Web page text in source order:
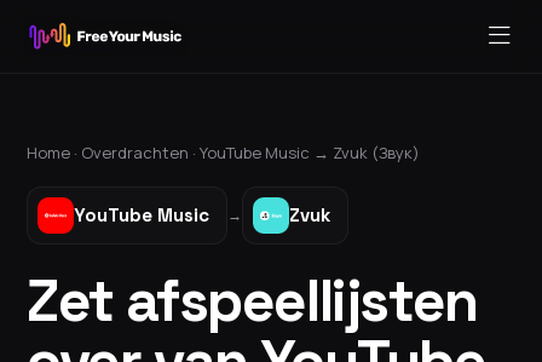
Home · Overdrachten · YouTube Music → Zvuk (Звук)
YouTube Music → Zvuk
Zet afspeellijsten